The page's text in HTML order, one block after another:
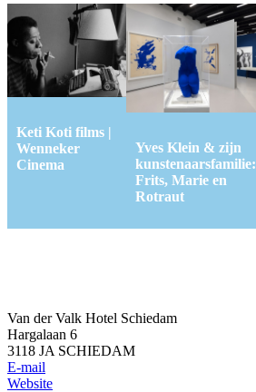
Keti Koti films |
Wenneker
Cinema
Yves Klein & zijn
kunstenaarsfamilie:
Frits, Marie en
Rotraut
Van der Valk Hotel Schiedam
Hargalaan 6
3118 JA SCHIEDAM
E-mail
Website